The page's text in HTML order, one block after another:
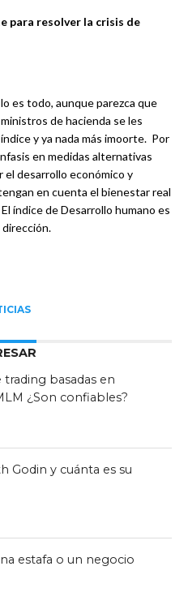
para resolver la crisis de
es todo, aunque parezca que
de hacienda se les
y ya nada más imoorte. Por
en medidas alternativas
desarrollo económico y
en cuenta el bienestar real
índice de Desarrollo humano es
trading basadas en
¿Son confiables?
Godin y cuánta es su
estafa o un negocio